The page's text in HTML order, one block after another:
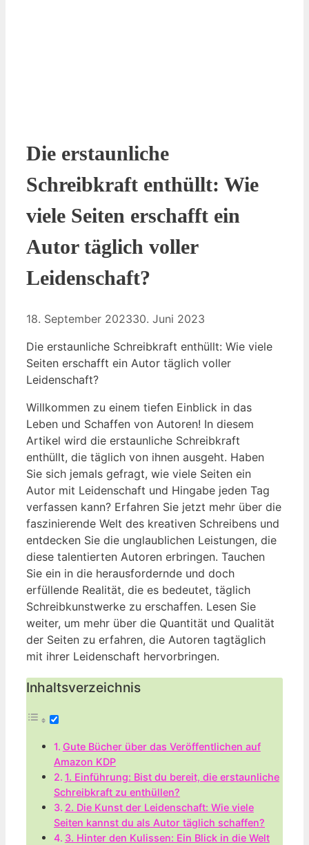
Die erstaunliche
Schreibkraft enthüllt: Wie
viele Seiten erschafft ein
Autor täglich voller
Leidenschaft?
18. September 202330. Juni 2023
Die erstaunliche Schreibkraft enthüllt: Wie viele
Seiten erschafft ein Autor täglich voller
Leidenschaft?
Willkommen zu einem tiefen Einblick in das
Leben und Schaffen von Autoren! In diesem
Artikel wird die erstaunliche Schreibkraft
enthüllt, die täglich von ihnen ausgeht. Haben
Sie sich jemals gefragt, wie viele Seiten ein
Autor mit Leidenschaft und Hingabe jeden Tag
verfassen kann? Erfahren Sie jetzt mehr über die
faszinierende Welt des kreativen Schreibens und
entdecken Sie die unglaublichen Leistungen, die
diese talentierten Autoren erbringen. Tauchen
Sie ein in die herausfordernde und doch
erfüllende Realität, die es bedeutet, täglich
Schreibkunstwerke zu erschaffen. Lesen Sie
weiter, um mehr über die Quantität und Qualität
der Seiten zu erfahren, die Autoren tagtäglich
mit ihrer Leidenschaft hervorbringen.
Inhaltsverzeichnis
Gute Bücher über das Veröffentlichen auf
Amazon KDP
1. Einführung: Bist du bereit, die erstaunliche
Schreibkraft zu enthüllen?
2. Die Kunst der Leidenschaft: Wie viele
Seiten kannst du als Autor täglich schaffen?
3. Hinter den Kulissen: Ein Blick in die Welt